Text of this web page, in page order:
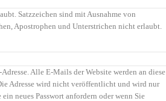
Satzzeichen sind mit Ausnahme von
Apostrophen und Unterstrichen nicht erlaubt.
Alle E-Mails der Website werden an diese
Adresse wird nicht veröffentlicht und wird nur
neues Passwort anfordern oder wenn Sie